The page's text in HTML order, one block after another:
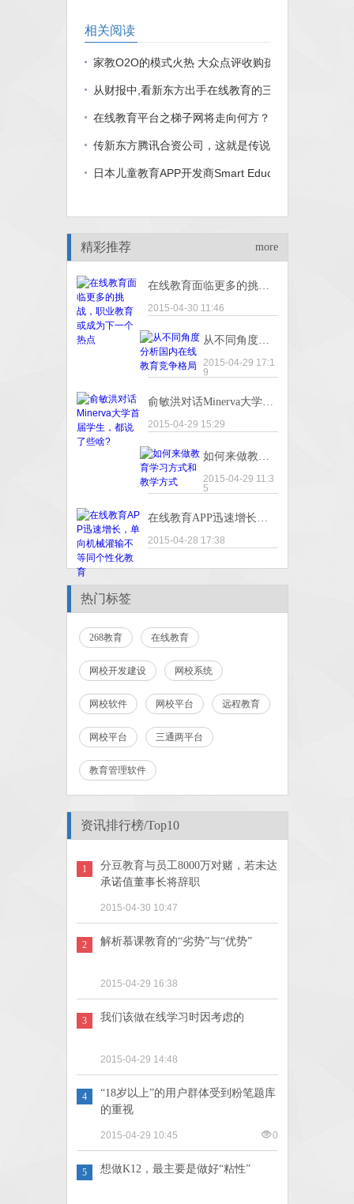
相关阅读
家教O2O的模式火热 大众点评收购孩子学
从财报中,看新东方出手在线教育的三张牌
在线教育平台之梯子网将走向何方？
传新东方腾讯合资公司，这就是传说中的病急乱投医
日本儿童教育APP开发商Smart Education融资550万
more
精彩推荐
2015-04-30 11:46
2015-04-29 17:1
9
2015-04-29 15:29
2015-04-29 11:3
5
2015-04-28 17:38
热门标签
268教育 在线教育
网校开发建设 网校系统
网校软件 网校平台 远程教育
网校平台 三通两平台
教育管理软件
资讯排行榜/Top10
1
分豆教育与员工8000万对赌，若未达
承诺值董事长将辞职
2015-04-30 10:47
2 解析慕课教育的“劣势”与“优势”
2015-04-29 16:38
3 我们该做在线学习时因考虑的
2015-04-29 14:48
4
“18岁以上”的用户群体受到粉笔题库
的重视
2015-04-29 10:45 0
5 想做K12，最主要是做好“粘性”